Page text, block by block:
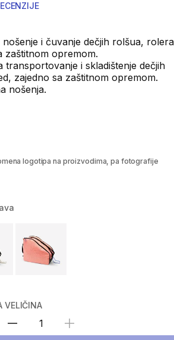
511 Recenzije
i čuvanje dečjih rolšua, rolera
zaštitnom opremom.
transportovanje i skladištenje dečjih
zajedno sa zaštitnom opremom.
nošenja.
logotipa na proizvodima, pa fotografije
VELIČINA
Izaberi količinu